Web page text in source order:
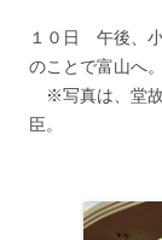
１０日 午後、
のことで富山へ。
※写真は、堂故
臣。